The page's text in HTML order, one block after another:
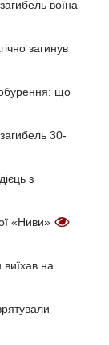
воїна
загинув
що
30-
з
«Ниви»
виїхав на